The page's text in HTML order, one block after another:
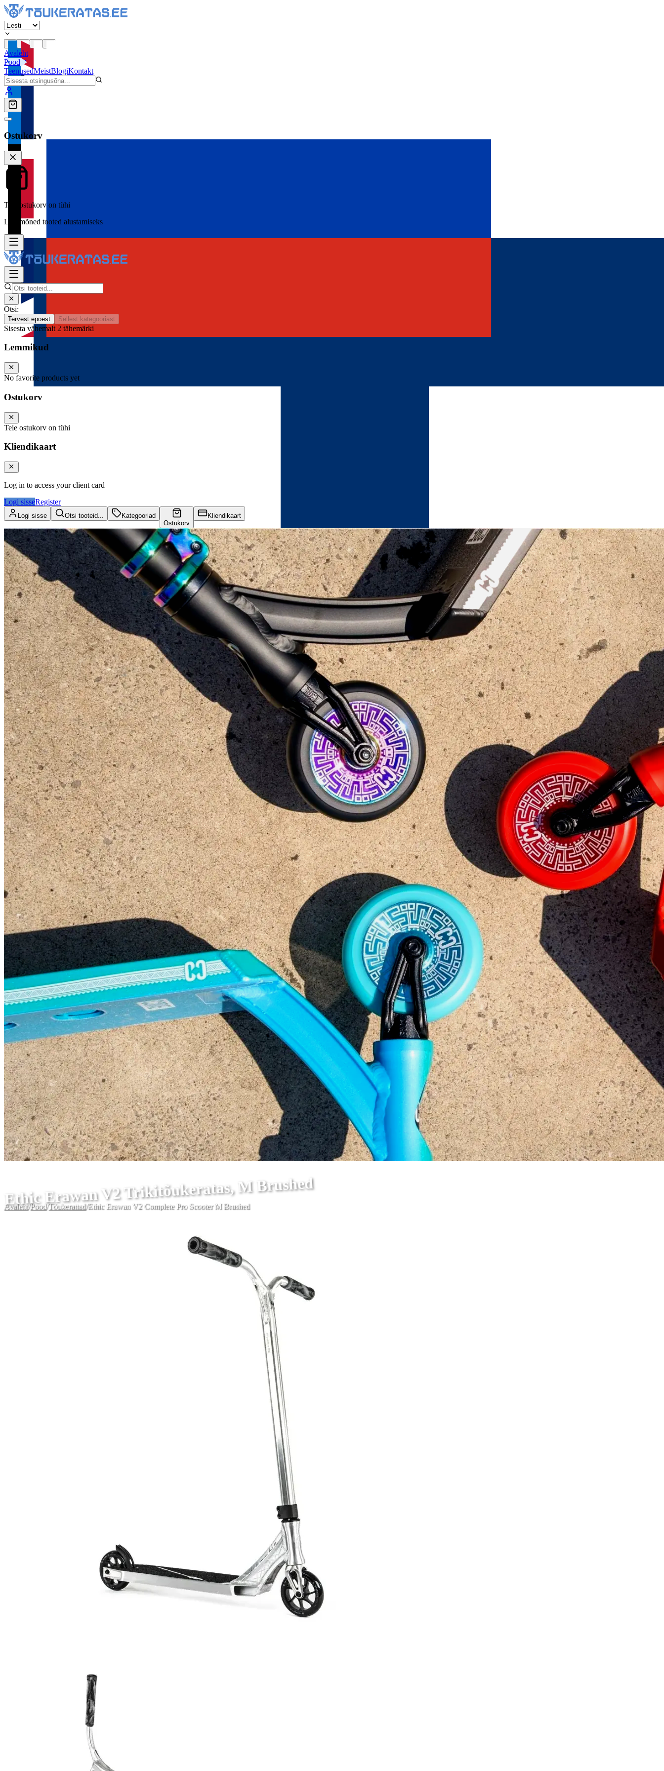
Avaleht
Pood
TeenusedMeistBlogiKontakt
Ostukorv
Teie ostukorv on tühi
Lisa mõned tooted alustamiseks
Otsi:
Tervest epoest Sellest kategooriast
Sisesta vähemalt 2 tähemärki
Lemmikud
No favorite products yet
Ostukorv
Teie ostukorv on tühi
Kliendikaart
Log in to access your client card
Logi sisseRegister
Logi sisse Otsi tooteid...
Kategooriad
Ostukorv
Kliendikaart
Ethic Erawan V2 Trikitõukeratas, M Brushed
Avaleht/Pood/Tõukerattad/Ethic Erawan V2 Complete Pro Scooter M Brushed